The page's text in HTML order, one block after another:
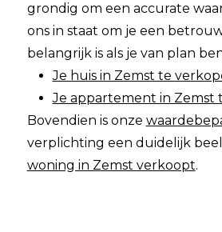
grondig om een accurate
ons in staat om je een
belangrijk is als je van plan
Je huis in Zemst te
Je appartement in Zemst
Bovendien is onze
verplichting een duidelijk
woning in Zemst verkoopt.